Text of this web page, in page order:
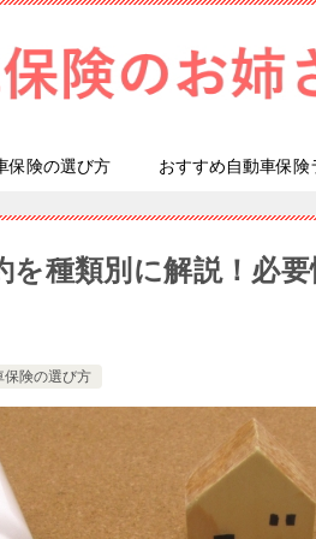
保険の選び方 おすすめ自動車保険
を種類別に解説！必
保険の選び方